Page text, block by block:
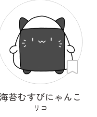
苔むすびにゃんこ
リコ